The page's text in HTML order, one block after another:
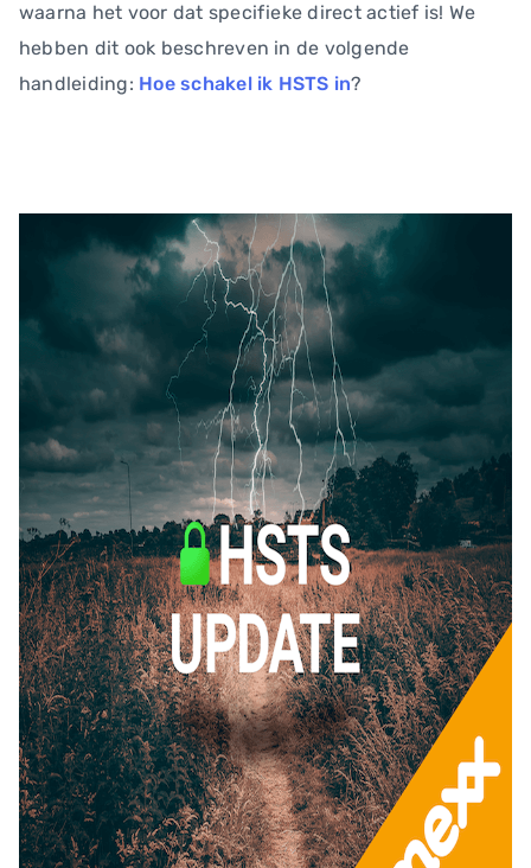
waarna het voor dat specifieke direct actief is! We
hebben dit ook beschreven in de volgende
handleiding: Hoe schakel ik HSTS in?